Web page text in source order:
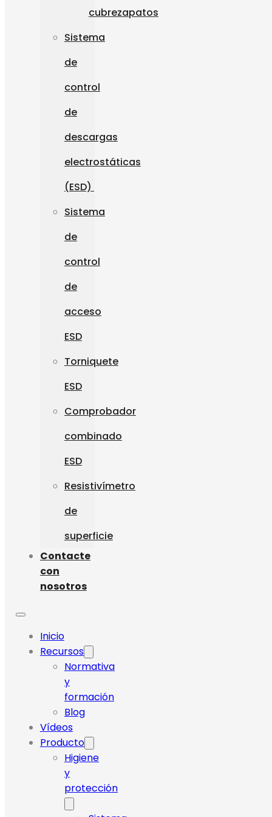
cubrezapatos
Sistema
de
control
de
descargas
electrostáticas
(ESD)
Sistema
de
control
de
acceso
ESD
Torniquete
ESD
Comprobador
combinado
ESD
Resistivímetro
de
superficie
Contacte
con
nosotros
Inicio
Recursos
Normativa
y
formación
Blog
Vídeos
Producto
Higiene
y
protección